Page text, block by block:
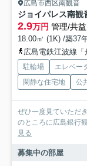
広島市西区南観音
ジョイパレス南観
2.9万円 管理/共
18.00㎡ (1K) /築37
広島電鉄江波線
駐輪場 エレベー
閑静な住宅地
公
ぜひ一度見ていただ
のところに広島銀行
見る
募集中の部屋